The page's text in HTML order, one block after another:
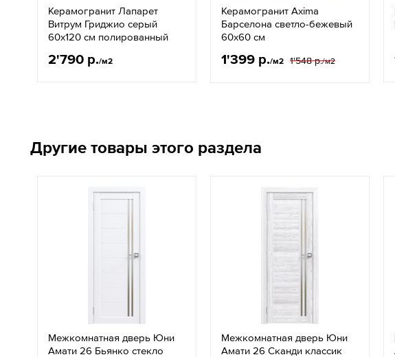
Керамогранит Лапарет
Витрум Гриджио серый
60x120 см полированный
2'790 р./м2
Керамогранит Axima
Барселона светло-бежевый
60х60 см
1'399 р./м2 1'548 р./м2
Другие товары этого раздела
Межкомнатная дверь Юни
Амати 26 Бьянко стекло
Межкомнатная дверь Юни
Амати 26 Сканди классик